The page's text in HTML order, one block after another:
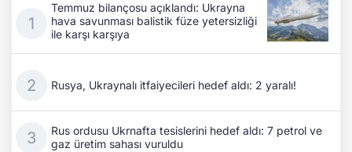
Temmuz bilançosu açıklandı: Ukrayna
hava savunması balistik füze yetersizliği
ile karşı karşıya
Rusya, Ukraynalı itfaiyecileri hedef aldı: 2 yaralı!
Rus ordusu Ukrnafta tesislerini hedef aldı: 7 petrol ve
gaz üretim sahası vuruldu